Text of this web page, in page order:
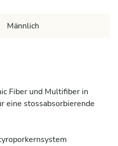
Männlich
Fiber und Multifiber in
eine stossabsorbierende